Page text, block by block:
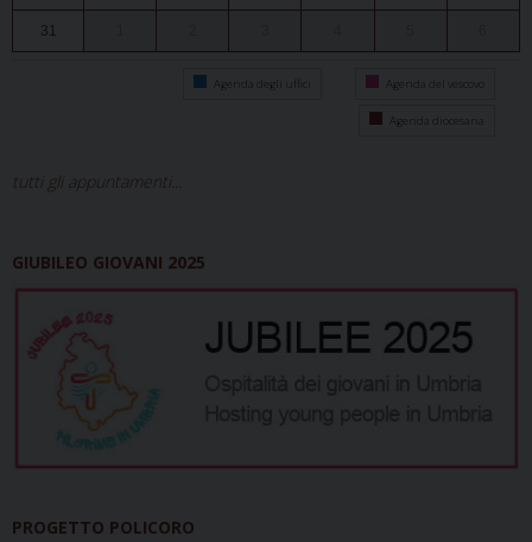
31
Agenda degli uffici Agenda del vescovo
Agenda diocesana
tutti gli appuntamenti...
GIUBILEO GIOVANI 2025
PROGETTO POLICORO